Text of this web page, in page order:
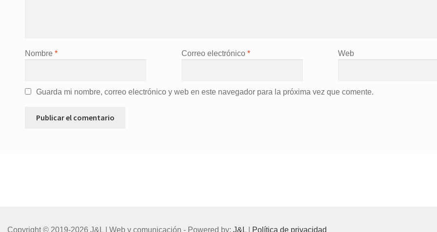
Nombre * Correo electrónico * Web
Guarda mi nombre, correo electrónico y web en este navegador para la próxima vez que comente.
Copyright © 2019-2026 J&L | Web y comunicación - Powered by: J&L Política de privacidad